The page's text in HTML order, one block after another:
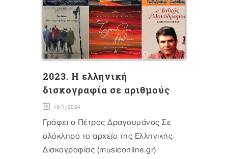
2023. H ελληνική
δισκογραφία σε αριθμούς
19/1/2024
Γράφει ο Πέτρος Δραγουμάνος Σε
ολόκληρο το αρχείο της Ελληνικής
Δισκογραφίας (musiconline.gr)